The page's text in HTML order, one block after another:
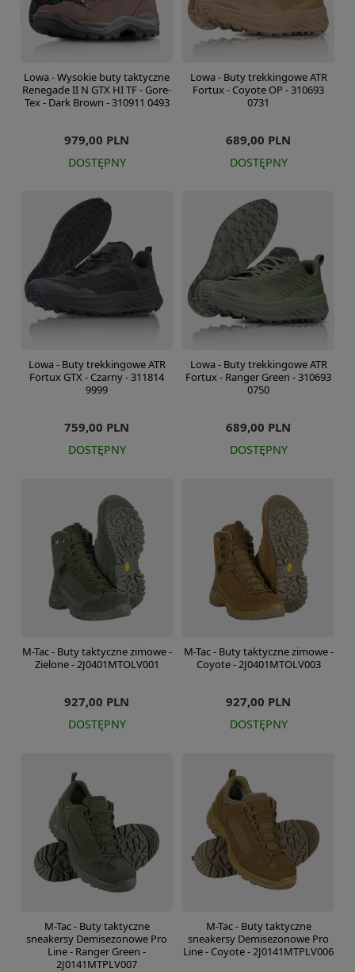
Lowa - Wysokie buty taktyczne
Renegade II N GTX HI TF - Gore-
Tex - Dark Brown - 310911 0493
979,00 PLN
DOSTĘPNY
Lowa - Buty trekkingowe ATR
Fortux - Coyote OP - 310693
0731
689,00 PLN
DOSTĘPNY
Lowa - Buty trekkingowe ATR
Fortux GTX - Czarny - 311814
9999
759,00 PLN
DOSTĘPNY
Lowa - Buty trekkingowe ATR
Fortux - Ranger Green - 310693
0750
689,00 PLN
DOSTĘPNY
M-Tac - Buty taktyczne zimowe -
Zielone - 2J0401MTOLV001
927,00 PLN
DOSTĘPNY
M-Tac - Buty taktyczne zimowe -
Coyote - 2J0401MTOLV003
927,00 PLN
DOSTĘPNY
M-Tac - Buty taktyczne
sneakersy Demisezonowe Pro
Line - Ranger Green -
2J0141MTPLV007
M-Tac - Buty taktyczne
sneakersy Demisezonowe Pro
Line - Coyote - 2J0141MTPLV006